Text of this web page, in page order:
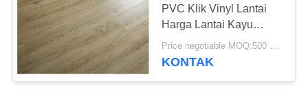
PVC Klik Vinyl Lantai
Harga Lantai Kayu
Untuk Berbagai Tempat
Price negotiable MOQ:500 meter persegi
KONTAK